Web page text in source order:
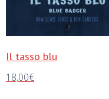
Il tasso blu
18,00€